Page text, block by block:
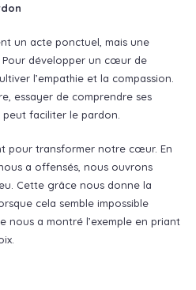
un acte ponctuel, mais une
développer un cœur de
l’empathie et la compassion.
essayer de comprendre ses
faciliter le pardon.
pour transformer notre cœur. En
a offensés, nous ouvrons
Cette grâce nous donne la
cela semble impossible
nous a montré l’exemple en priant